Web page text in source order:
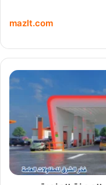
mazlt.com